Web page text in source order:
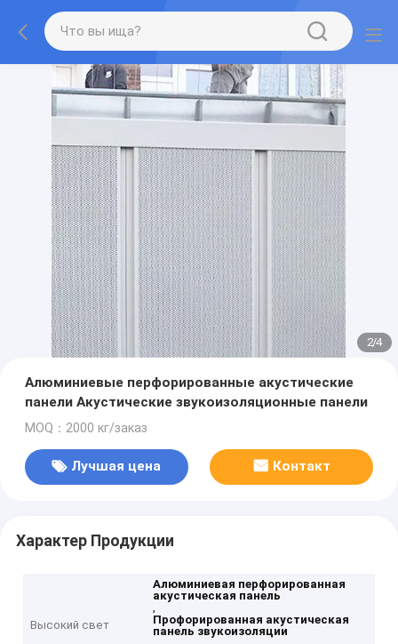
2/4
Алюминиевые перфорированные акустические
панели Акустические звукоизоляционные панели
MOQ：2000 кг/заказ
Лучшая цена Контакт
Характер Продукции
Высокий свет
Алюминиевая перфорированная
акустическая панель
,
Профорированная акустическая
панель звукоизоляции